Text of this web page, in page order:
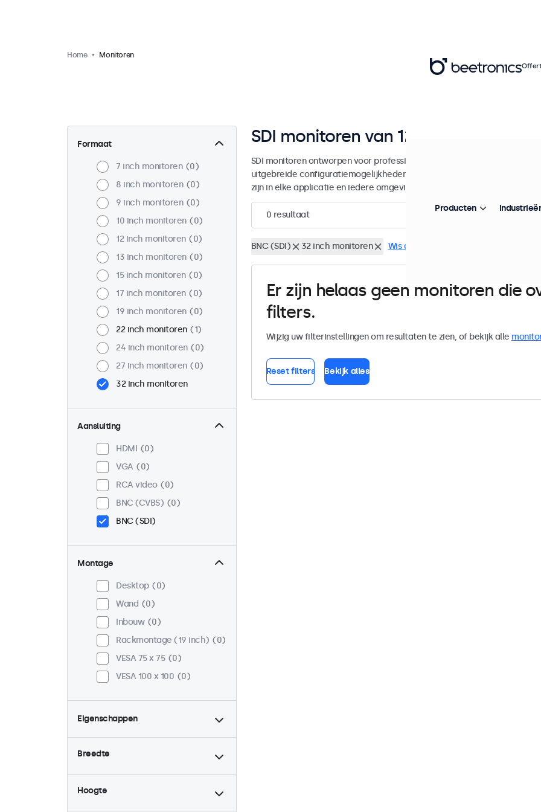
Home Monitoren
Formaat
7 inch monitoren
0
8 inch monitoren
0
9 inch monitoren
0
10 inch monitoren
0
12 inch monitoren
0
13 inch monitoren
0
15 inch monitoren
0
17 inch monitoren
0
19 inch monitoren
0
22 inch monitoren
1
24 inch monitoren
0
27 inch monitoren
0
32 inch monitoren
Aansluiting
HDMI
0
VGA
0
RCA video
0
BNC (CVBS)
0
BNC (SDI)
Montage
Desktop
0
Wand
0
Inbouw
0
Rackmontage (19 inch)
0
VESA 75 x 75
0
VESA 100 x 100
0
Eigenschappen
4:3 / 5:4
0
Dimbaar
0
Continu gebruik (24/7)
0
Breedte
Hoogte
SDI monitoren van 12 tot 22 inch
SDI monitoren ontworpen voor professionele toepassingen en continu
uitgebreide configuratiemogelijkheden en veelzijdige montageopties,
zijn in elke applicatie en iedere omgeving.
0 resultaat
BNC (SDI) 32 inch monitoren Wis alle filters
Er zijn helaas geen monitoren die
filters.
Wijzig uw filterinstellingen om resultaten te zien, of bekijk alle
Reset filters Bekijk alles
Producten